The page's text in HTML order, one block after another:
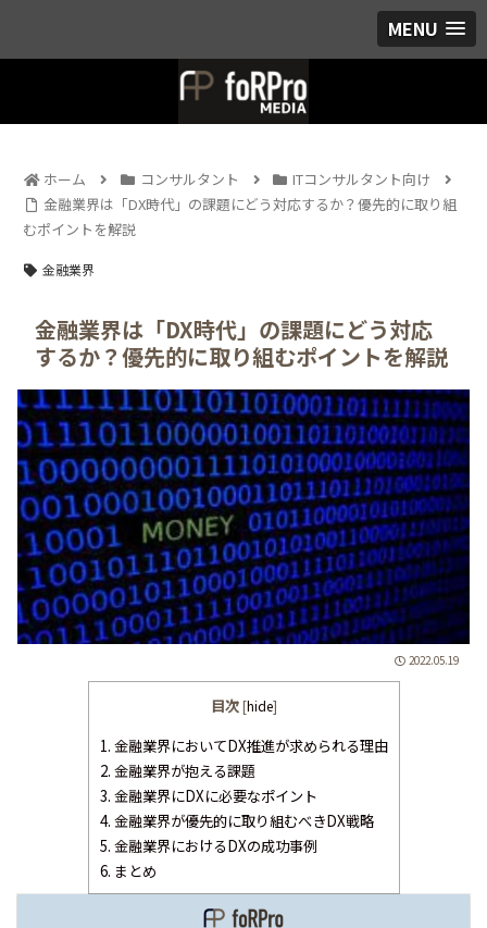
MENU
ホーム コンサルタント
ITコンサルタント向け
金融業界は「DX時代」の課題にどう対応するか？優先的に取り組
むポイントを解説
金融業界
金融業界は「DX時代」の課題にどう対応
するか？優先的に取り組むポイントを解説
2022.05.19
目次 [hide]
1. 金融業界においてDX推進が求められる理由
2. 金融業界が抱える課題
3. 金融業界にDXに必要なポイント
4. 金融業界が優先的に取り組むべきDX戦略
5. 金融業界におけるDXの成功事例
6. まとめ